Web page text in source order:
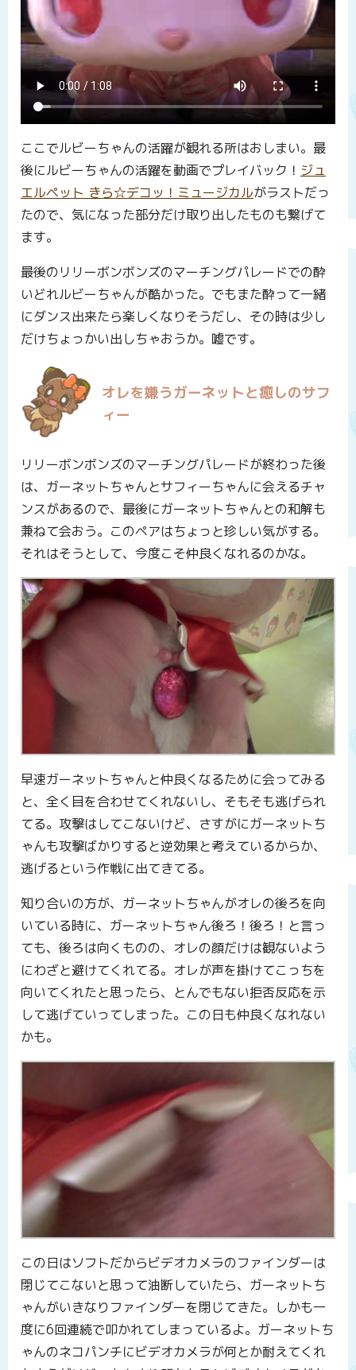
ここでルビーちゃんの活躍が観れる所はおしまい。最
後にルビーちゃんの活躍を動画でプレイバック！ ジュ
エルペット きら☆デコッ！ミュージカルがラストだっ
たので、気になった部分だけ取り出したものも繋げて
ます。
最後のリリーボンボンズのマーチングパレードでの酔
いどれルビーちゃんが酷かった。でもまた酔って一緒
にダンス出来たら楽しくなりそうだし、その時は少し
だけちょっかい出しちゃおうか。嘘です。
オレを嫌うガーネットと癒しのサフ
ィー
リリーボンボンズのマーチングパレードが終わった後
は、ガーネットちゃんとサフィーちゃんに会えるチャ
ンスがあるので、最後にガーネットちゃんとの和解も
兼ねて会おう。このペアはちょっと珍しい気がする。
それはそうとして、今度こそ仲良くなれるのかな。
早速ガーネットちゃんと仲良くなるために会ってみる
と、全く目を合わせてくれないし、そもそも逃げられ
てる。攻撃はしてこないけど、さすがにガーネットち
ゃんも攻撃ばかりすると逆効果と考えているからか、
逃げるという作戦に出てきてる。
知り合いの方が、ガーネットちゃんがオレの後ろを向
いている時に、ガーネットちゃん後ろ！後ろ！と言っ
ても、後ろは向くものの、オレの顔だけは観ないよう
にわざと避けてくれてる。オレが声を掛けてこっちを
向いてくれたと思ったら、とんでもない拒否反応を示
して逃げていってしまった。この日も仲良くなれない
かも。
この日はソフトだからビデオカメラのファインダーは
閉じてこないと思って油断していたら、ガーネットち
ゃんがいきなりファインダーを閉じてきた。しかも一
度に6回連続で叩かれてしまっているよ。ガーネットち
ゃんのネコパンチにビデオカメラが何とか耐えてくれ